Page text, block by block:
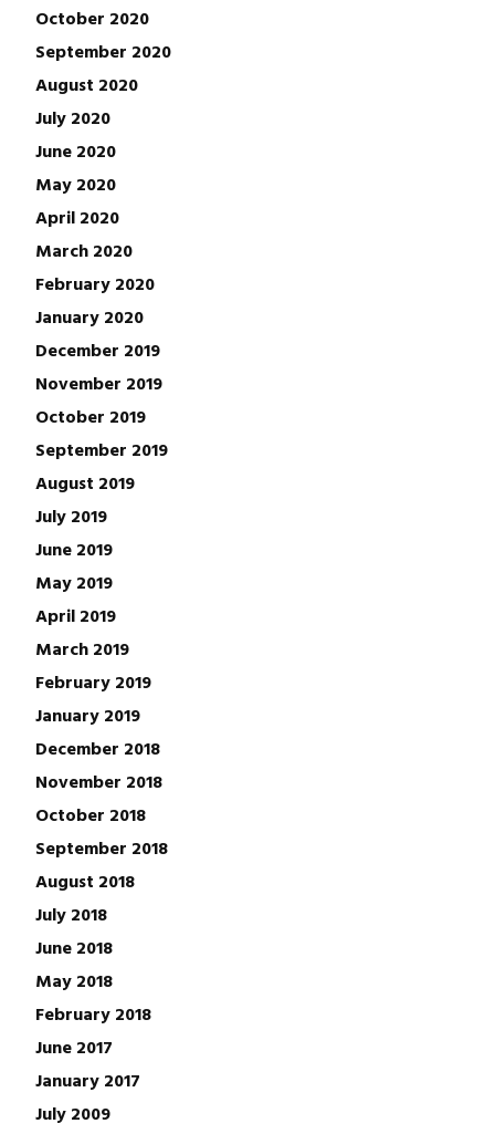
October 2020
September 2020
August 2020
July 2020
June 2020
May 2020
April 2020
March 2020
February 2020
January 2020
December 2019
November 2019
October 2019
September 2019
August 2019
July 2019
June 2019
May 2019
April 2019
March 2019
February 2019
January 2019
December 2018
November 2018
October 2018
September 2018
August 2018
July 2018
June 2018
May 2018
February 2018
June 2017
January 2017
July 2009